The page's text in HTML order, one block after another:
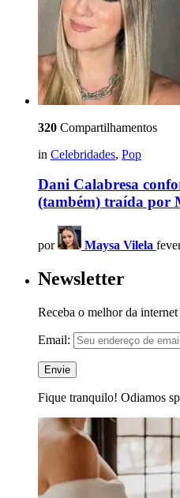
320 Compartilhamentos
in Celebridades, Pop
Dani Calabresa
(também) traída por
por Maysa Vilela
Newsletter
Receba o melhor da
Email:
Fique tranquilo! Odiamos